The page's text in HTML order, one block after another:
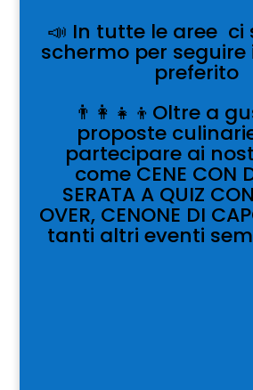
📣 In tutte le aree ci
schermo per
preferito
👨‍👩‍👧‍👦Oltre a
proposte
partecipare ai
come CENE CON
SERATA A QUIZ
OVER, CENONE DI
tanti altri eventi